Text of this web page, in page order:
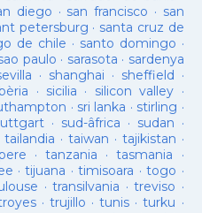
diego · san francisco · san
petersburg · santa cruz de
de chile · santo domingo ·
paulo · sarasota · sardenya
· shanghai · sheffield ·
· sicilia · silicon valley ·
· sri lanka · stirling ·
· sud-âfrica · sudan ·
tailandia ·taiwan · tajikistan ·
· tanzania ·tasmania ·
·tijuana ·timisoara ·togo ·
·transilvania ·treviso ·
·trujillo ·tunis ·turku ·